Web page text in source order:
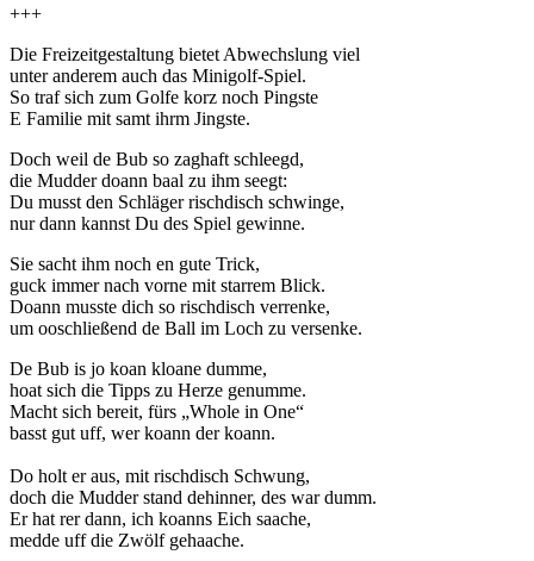
+++
Die Freizeitgestaltung bietet Abwechslung viel
unter anderem auch das Minigolf-Spiel.
So traf sich zum Golfe korz noch Pingste
E Familie mit samt ihrm Jingste.
Doch weil de Bub so zaghaft schleegd,
die Mudder doann baal zu ihm seegt:
Du musst den Schläger rischdisch schwinge,
nur dann kannst Du des Spiel gewinne.
Sie sacht ihm noch en gute Trick,
guck immer nach vorne mit starrem Blick.
Doann musste dich so rischdisch verrenke,
um ooschließend de Ball im Loch zu versenke.
De Bub is jo koan kloane dumme,
hoat sich die Tipps zu Herze genumme.
Macht sich bereit, fürs „Whole in One“
basst gut uff, wer koann der koann.
Do holt er aus, mit rischdisch Schwung,
doch die Mudder stand dehinner, des war dumm.
Er hat rer dann, ich koanns Eich saache,
medde uff die Zwölf gehaache.